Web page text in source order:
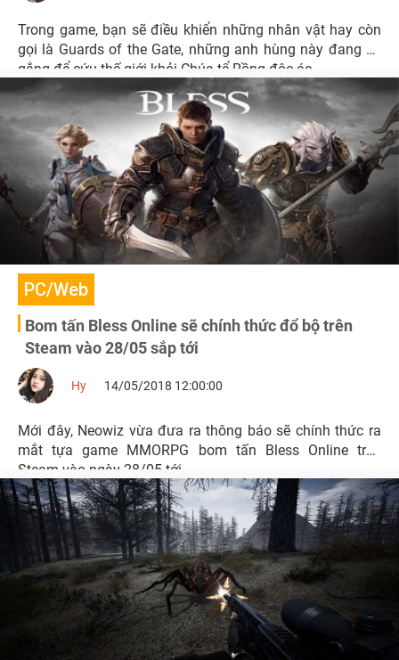
Trong game, bạn sẽ điều khiển những nhân vật hay còn
gọi là Guards of the Gate, những anh hùng này đang cố
gắng để cứu thế giới khỏi Chúa tể Rồng độc ác.
PC/Web
Bom tấn Bless Online sẽ chính thức đổ bộ trên
Steam vào 28/05 sắp tới
Hy 14/05/2018 12:00:00
Mới đây, Neowiz vừa đưa ra thông báo sẽ chính thức ra
mắt tựa game MMORPG bom tấn Bless Online trên
Steam vào ngày 28/05 tới.